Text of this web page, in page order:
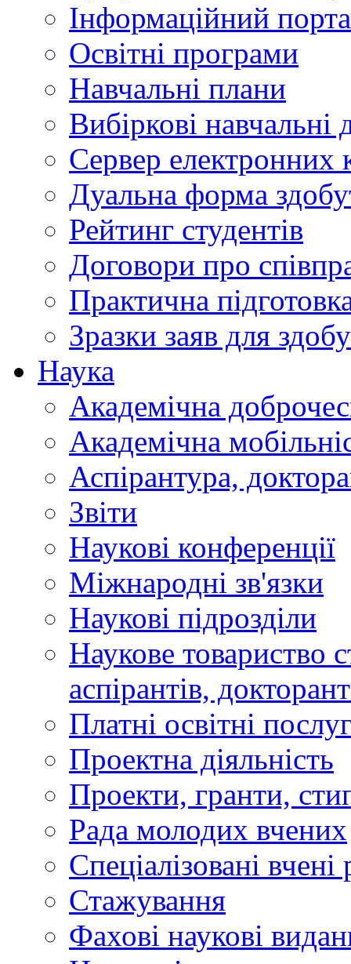
Інформаційний
Освітні програми
Навчальні плани
Вибіркові навчальні
Сервер
Дуальна форма
Рейтинг студентів
Договори про
Практична
Зразки заяв для
Наука
Академічна
Академічна
Аспірантура,
Звіти
Наукові конференції
Міжнародні зв'язки
Наукові підрозділи
Наукове товариство
аспірантів,
Платні освітні
Проектна діяльність
Проекти, гранти,
Рада молодих вчених
Спеціалізовані вчені
Стажування
Фахові наукові